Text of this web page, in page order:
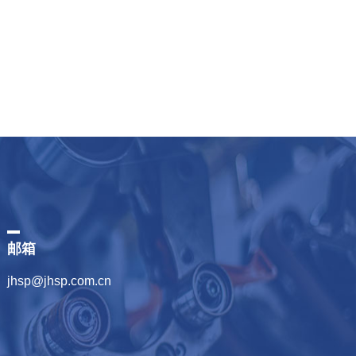
邮箱
jhsp@jhsp.com.cn